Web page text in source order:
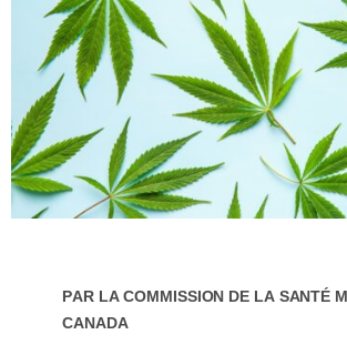
Par La Commission de la santé
Canada